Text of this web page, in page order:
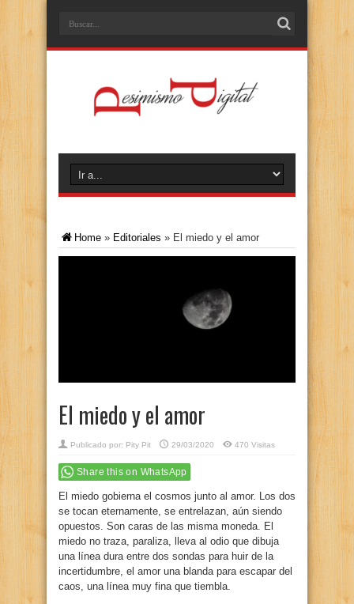
Home » Editoriales » El miedo y el amor
El miedo y el amor
Publicado por: Pity Pit 29/03/2020 470 Visitas
Share this on WhatsApp
El miedo gobierna el cosmos junto al amor. Los dos
se tocan eternamente, se entrelazan, aún siendo
opuestos. Son caras de las misma moneda. El
miedo no traza, paraliza, lleva al odio que dibuja
una línea dura entre dos sondas para huir de la
incertidumbre, el amor una blanda para escapar del
caos, una línea muy fina que tiembla.